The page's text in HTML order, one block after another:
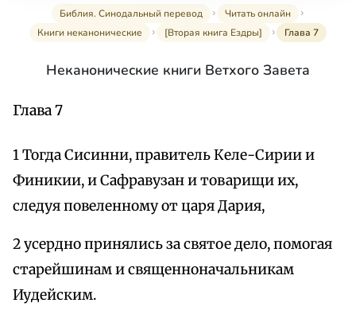
Библия. Синодальный перевод
Читать онлайн
Книги неканонические
[Вторая книга Ездры] Глава 7
Неканонические книги Ветхого Завета
Глава 7
1 Тогда Сисинни, правитель Келе-Сирии и
Финикии, и Сафравузан и товарищи их,
следуя повеленному от царя Дария,
2 усердно принялись за святое дело, помогая
старейшинам и священноначальникам
Иудейским.